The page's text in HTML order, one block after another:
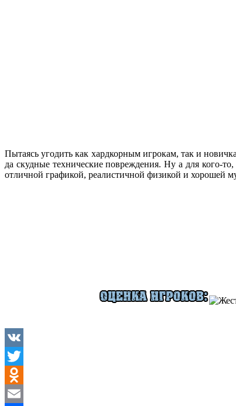
Пытаясь угодить как хардкорным игрокам, так и
да скудные технические повреждения. Ну а для кого-
отличной графикой, реалистичной физикой и хорошей
VK
Twitter
Odnoklassniki